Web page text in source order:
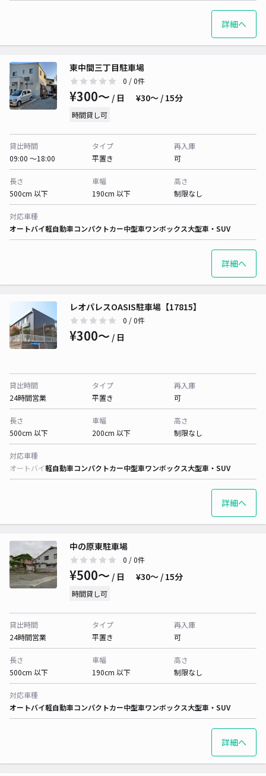
詳細へ
東中間三丁目駐車場
0 / 0件
¥300〜 / 日 ¥30〜 / 15分
時間貸し可
貸出時間
09:00 〜18:00
タイプ
平置き
再入庫
可
長さ
500cm 以下
車幅
190cm 以下
高さ
制限なし
対応車種
オートバイ軽自動車コンパクトカー中型車ワンボックス大型車・SUV
詳細へ
レオパレスOASIS駐車場【17815】
0 / 0件
¥300〜 / 日
貸出時間
24時間営業
タイプ
平置き
再入庫
可
長さ
500cm 以下
車幅
200cm 以下
高さ
制限なし
対応車種
オートバイ軽自動車コンパクトカー中型車ワンボックス大型車・SUV
詳細へ
中の原東駐車場
0 / 0件
¥500〜 / 日 ¥30〜 / 15分
時間貸し可
貸出時間
24時間営業
タイプ
平置き
再入庫
可
長さ
500cm 以下
車幅
190cm 以下
高さ
制限なし
対応車種
オートバイ軽自動車コンパクトカー中型車ワンボックス大型車・SUV
詳細へ